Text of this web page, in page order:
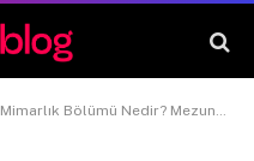
Mimarlık Bölümü Nedir? Mezunu Ne İş Yapar?